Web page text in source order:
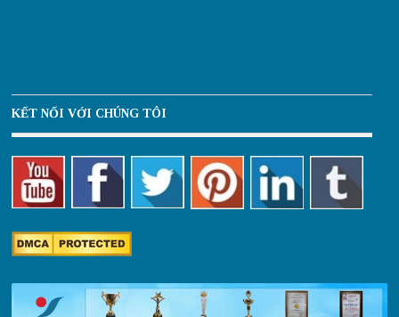
KẾT NỐI VỚI CHÚNG TÔI